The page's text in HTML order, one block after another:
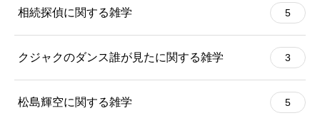
相続探偵に関する雑学 5
クジャクのダンス誰が見たに関する雑学 3
松島輝空に関する雑学 5